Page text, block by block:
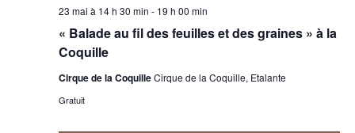
« Balade au fil des feuilles et des graines » à la
Coquille
23 mai à 14 h 30 min - 19 h 00 min
Cirque de la CoquilleCirque de la Coquille, Etalante
Gratuit